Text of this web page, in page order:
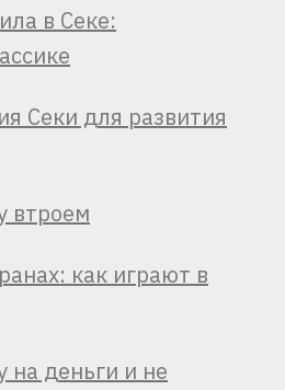
в Секе:
Секи для развития
втроем
как играют в
на деньги и не